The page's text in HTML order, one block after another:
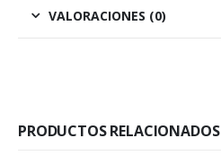
VALORACIONES (0)
PRODUCTOS RELACIONADOS